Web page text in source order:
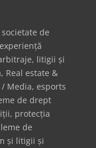
societate de
litigii și
Real estate &
Media, esports
de drept
protecția
de
și litigii și